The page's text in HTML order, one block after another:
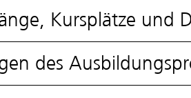
Kursplätze und
des